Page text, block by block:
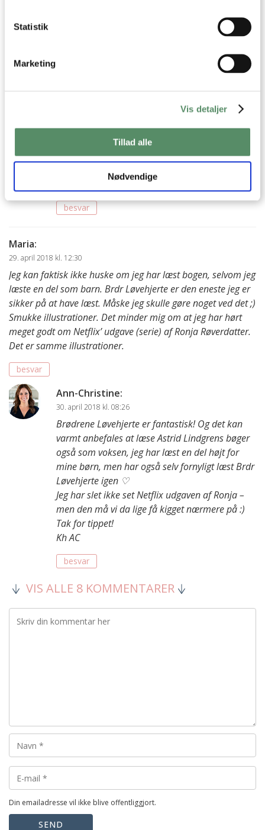
Statistik
Marketing
Vis detaljer
Tillad alle
Nødvendige
Jeg har desuden flere gange læst bøger på baggrund af dine
besvar
Det er dejligt at høre – og det kan da være vi lige
skal tage et kig på K for klara serien, dem har
Julie vist ikke læst – så det kan sagtens være det
lige er sagen :) Så hyggeligt at få anbefalinger og
tips igen den anden vej ♡
besvar
Maria:
29. april 2018 kl. 12:30
Jeg kan faktisk ikke huske om jeg har læst bogen, selvom jeg
læste en del som barn. Brdr Løvehjerte er den eneste jeg er
sikker på at have læst. Måske jeg skulle gøre noget ved det ;)
Smukke illustrationer. Det minder mig om at jeg har hørt
meget godt om Netflix’ udgave (serie) af Ronja Røverdatter.
Det er samme illustrationer.
besvar
Ann-Christine:
30. april 2018 kl. 08:26
Brødrene Løvehjerte er fantastisk! Og det kan
varmt anbefales at læse Astrid Lindgrens bøger
også som voksen, jeg har læst en del højt for
mine børn, men har også selv fornyligt læst Brdr
Løvehjerte igen ♡
Jeg har slet ikke set Netflix udgaven af Ronja –
men den må vi da lige få kigget nærmere på :)
Tak for tippet!
Kh AC
besvar
VIS ALLE 8 KOMMENTARER
Din emailadresse vil ikke blive offentliggjort.
SEND